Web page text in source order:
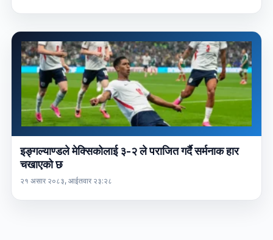
इङ्गल्याण्डले मेक्सिकोलाई ३-२ ले पराजित गर्दै सर्मनाक हार
चखाएको छ
२१ असार २०८३, आईतवार २३:२८